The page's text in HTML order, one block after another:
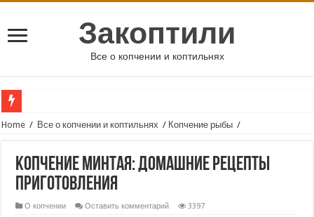
Закоптили
Все о копчении и коптильнях
Home / Все о копчении и коптильнях / Копчение рыбы /
Копчение минтая: домашние рецепты
приготовления
О копчении Оставить комментарий 3397